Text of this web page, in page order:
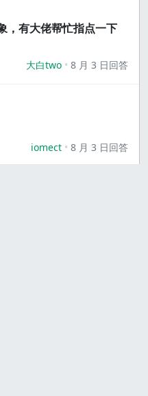
，有大佬帮忙指点一下
大白two 8 月 3 日回答
iomect 8 月 3 日回答